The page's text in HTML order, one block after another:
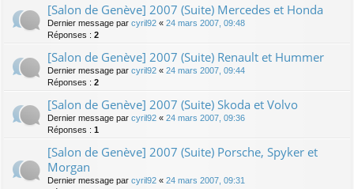
[Salon de Genève] 2007 (Suite) Mercedes et Honda
Dernier message par cyril92 « 24 mars 2007, 09:48
Réponses : 2
[Salon de Genève] 2007 (Suite) Renault et Hummer
Dernier message par cyril92 « 24 mars 2007, 09:44
Réponses : 2
[Salon de Genève] 2007 (Suite) Skoda et Volvo
Dernier message par cyril92 « 24 mars 2007, 09:36
Réponses : 1
[Salon de Genève] 2007 (Suite) Porsche, Spyker et
Morgan
Dernier message par cyril92 « 24 mars 2007, 09:31